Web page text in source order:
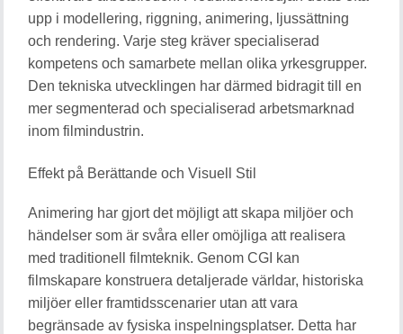
upp i modellering, riggning, animering, ljussättning
och rendering. Varje steg kräver specialiserad
kompetens och samarbete mellan olika yrkesgrupper.
Den tekniska utvecklingen har därmed bidragit till en
mer segmenterad och specialiserad arbetsmarknad
inom filmindustrin.
Effekt på Berättande och Visuell Stil
Animering har gjort det möjligt att skapa miljöer och
händelser som är svåra eller omöjliga att realisera
med traditionell filmteknik. Genom CGI kan
filmskapare konstruera detaljerade världar, historiska
miljöer eller framtidsscenarier utan att vara
begränsade av fysiska inspelningsplatser. Detta har